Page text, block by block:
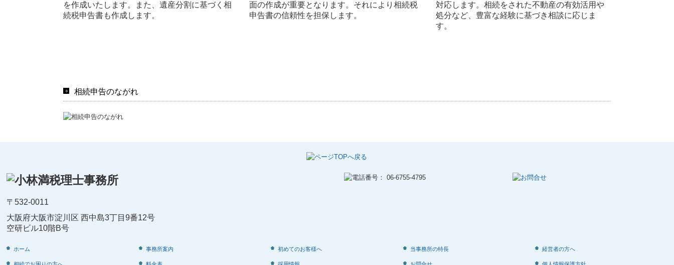
を作成いたします。また、遺産分割に基づく相
続税申告書も作成します。
面の作成が重要となります。それにより相続税
申告書の信頼性を担保します。
対応します。相続をされた不動産の有効活用や
処分など、豊富な経験に基づき相談に応じま
す。
相続申告のながれ
〒532-0011
大阪府大阪市淀川区 西中島3丁目9番12号
空研ビル10階B号
ホーム 事務所案内 初めてのお客様へ 当事務所の特長 経営者の方へ